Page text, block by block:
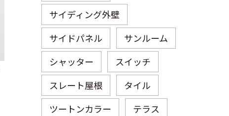
サイディング外壁
サイドパネル
サンルーム
シャッター
スイッチ
スレート屋根
タイル
ツートンカラー
テラス